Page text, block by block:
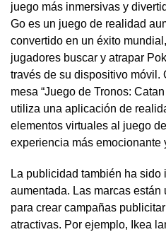
juego más inmersivas y
Go es un juego de realidad
convertido en un éxito
jugadores buscar y atrapar
través de su dispositivo móvil.
mesa “Juego de Tronos:
utiliza una aplicación de
elementos virtuales al juego
experiencia más emocionante
La publicidad también ha sido
aumentada. Las marcas
para crear campañas
atractivas. Por ejemplo, Ikea